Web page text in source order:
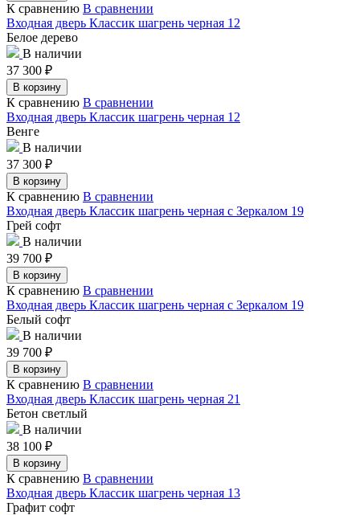
К сравнению В сравнении
Входная дверь Классик шагрень черная 12
Белое дерево
В наличии
37 300 ₽
В корзину
К сравнению В сравнении
Входная дверь Классик шагрень черная 12
Венге
В наличии
37 300 ₽
В корзину
К сравнению В сравнении
Входная дверь Классик шагрень черная с Зеркалом 19
Грей софт
В наличии
39 700 ₽
В корзину
К сравнению В сравнении
Входная дверь Классик шагрень черная с Зеркалом 19
Белый софт
В наличии
39 700 ₽
В корзину
К сравнению В сравнении
Входная дверь Классик шагрень черная 21
Бетон светлый
В наличии
38 100 ₽
В корзину
К сравнению В сравнении
Входная дверь Классик шагрень черная 13
Графит софт